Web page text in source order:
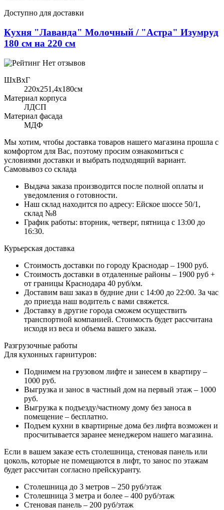
Доступно для доставки
Кухня "Лаванда" Молочный / "Астра" Изумруд
180 см на 220 см
Нет отзывов
ШхВхГ
220x251,4х180см
Материал корпуса
ЛДСП
Материал фасада
МДФ
Мы хотим, чтобы доставка товаров нашего магазина прошла с
комфортом для Вас, поэтому просим ознакомиться с
условиями доставки и выбрать подходящий вариант.
Самовывоз со склада
Выдача заказа производится после полной оплаты и
уведомления о готовности.
Наш склад находится по адресу: Ейское шоссе 50/1,
склад №8
График работы: вторник, четверг, пятница с 13:00 до
16:30.
Курьерская доставка
Стоимость доставки по городу Краснодар – 1900 руб.
Стоимость доставки в отдаленные районы – 1900 руб +
от границы Краснодара 40 руб/км.
Доставим ваш заказ в будние дни с 14:00 до 22:00. За час
до приезда наш водитель с вами свяжется.
Доставку в другие города сможем осуществить
транспортной компанией. Стоимость будет рассчитана
исходя из веса и объема вашего заказа.
Разгрузочные работы
Для кухонных гарнитуров:
Поднимем на грузовом лифте и занесем в квартиру –
1000 руб.
Выгрузка и занос в частный дом на первый этаж – 1000
руб.
Выгрузка к подъезду/частному дому без заноса в
помещение – бесплатно.
Подъем кухни в квартирные дома без лифта возможен и
просчитывается заранее менеджером нашего магазина.
Если в вашем заказе есть столешница, стеновая панель или
цоколь, которые не помещаются в лифт, то занос по этажам
будет рассчитан согласно прейскуранту.
Столешница до 3 метров – 250 руб/этаж
Столешница 3 метра и более – 400 руб/этаж
Стеновая панель – 200 руб/этаж